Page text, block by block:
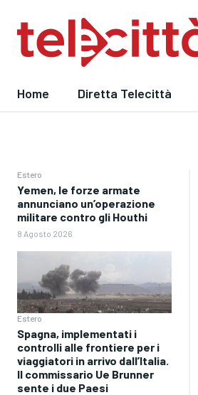
Home Diretta Telecittà
Estero
Yemen, le forze armate
annunciano un’operazione
militare contro gli Houthi
8 Agosto 2026
Estero
Spagna, implementati i
controlli alle frontiere per i
viaggiatori in arrivo dall’Italia.
Il commissario Ue Brunner
sente i due Paesi